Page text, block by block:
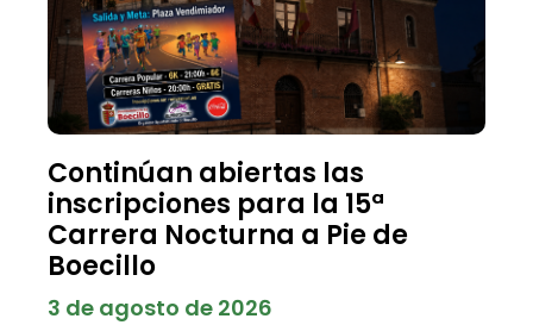
Continúan abiertas las
inscripciones para la 15ª
Carrera Nocturna a Pie de
Boecillo
3 de agosto de 2026